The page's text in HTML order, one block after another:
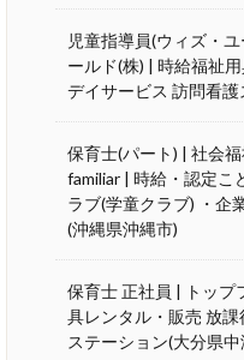
児童指導員(ウィズ・
ールド(株) | 時給福祉
デイサービス 訪問看
保育士(パート) | 社会
familiar | 時給・認定こ
ラブ(学童クラブ) ・企
(沖縄県沖縄市)
保育士 正社員 | トップ
具レンタル・販売 放
ステーション(大分県中